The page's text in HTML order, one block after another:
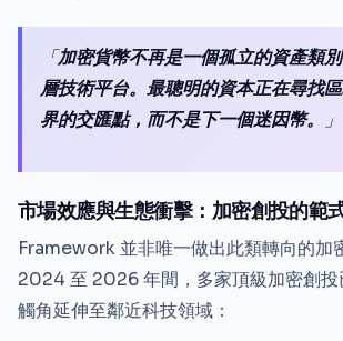
「加密貨幣不再是一個孤立的資產類
層技術平台。最聰明的資本正在尋找
界的交匯點，而不是下一個迷因幣。
」
市場效應與生態衝擊：加密創投的範
Framework 並非唯一做出此類轉向的加
2024 至 2026 年間，多家頂級加密創投
觸角延伸至鄰近科技領域：